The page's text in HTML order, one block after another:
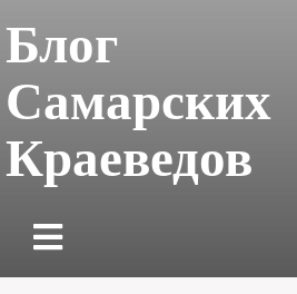
Блог
Самарских
Краеведов